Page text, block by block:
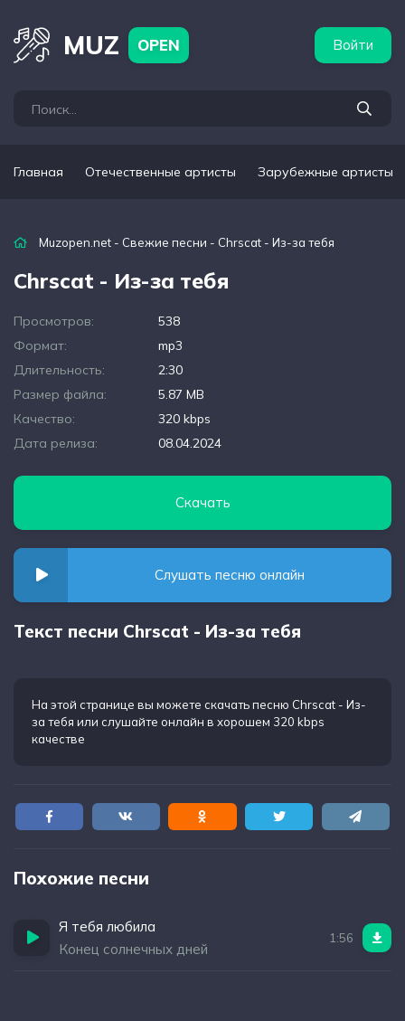
MUZ OPEN Войти
Главная Отечественные артисты Зарубежные артисты
Muzopen.net - Свежие песни - Chrscat - Из-за тебя
Chrscat - Из-за тебя
Просмотров:
538
Формат:
mp3
Длительность:
2:30
Размер файла:
5.87 MB
Качество:
320 kbps
Дата релиза:
08.04.2024
Скачать
Слушать песню онлайн
Текст песни Chrscat - Из-за тебя
На этой странице вы можете скачать песню Chrscat - Из-
за тебя или слушайте онлайн в хорошем 320 kbps
качестве
Похожие песни
Я тебя любила
Конец солнечных дней
1:56
артисты Популярные подборки